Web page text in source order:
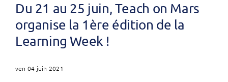
Du 21 au 25 juin, Teach on Mars
organise la 1ère édition de la
Learning Week !
ven 04 juin 2021